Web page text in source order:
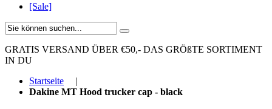
[Sale]
GRATIS VERSAND ÜBER €50,- DAS GRÖßTE SORTIMENT
IN DU
Startseite
|
Dakine MT Hood trucker cap - black